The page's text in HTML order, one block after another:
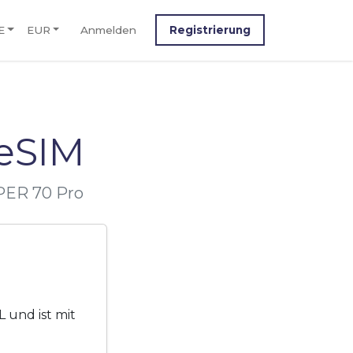
EUR Anmelden Registrierung
70 Pro
und ist mit